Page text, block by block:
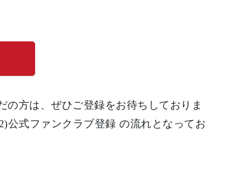
方は、ぜひご登録をお待ちしておりま
公式ファンクラブ登録 の流れとなってお